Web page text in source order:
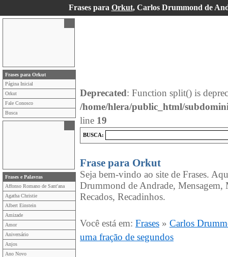
Frases para Orkut, Carlos Drummond de
Frases para Orkut
Página Inicial
Orkut
Fale Conosco
Busca
Frases e Palavras
Affonso Romano de Sant'ana
Agatha Christie
Albert Einstein
Amizade
Amor
Aniversário
Anjos
Ano Novo
Deprecated: Function split() is
/home/hlera/public_html/
line 19
BUSCA:
Frase para Orkut
Seja bem-vindo ao site de Frases.
Drummond de Andrade, Mensagem,
Recados, Recadinhos.
Você está em: Frases » Carlos
uma fração de segundos